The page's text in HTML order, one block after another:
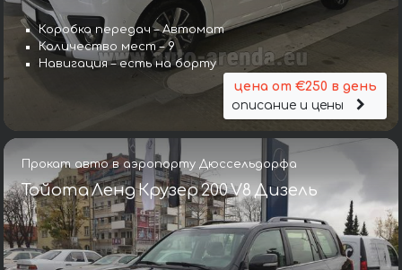
Коробка передач – Автомат
Количество мест – 9
Навигация – есть на борту
цена от €250 в день
описание и цены
Прокат авто в аэропорту Дюссельдорфа
Тойота Ленд Крузер 200 V8 Дизель